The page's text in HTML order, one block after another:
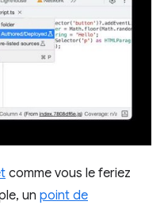
comme vous le feriez
un point de